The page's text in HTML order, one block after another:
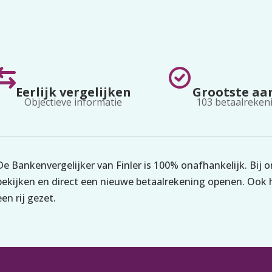
Eerlijk vergelijken
Objectieve informatie
Grootste
103
Bankenvergelijker van Finler is 100% onafhankelijk. Bij
en direct een nieuwe betaalrekening openen.
rij gezet.